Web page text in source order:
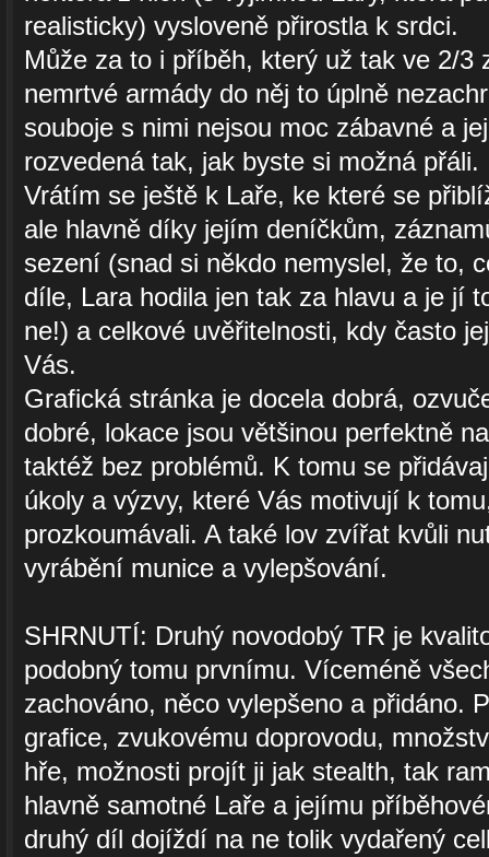
realisticky) vysloveně přirostla k srdci.
Může za to i příběh, který už tak ve 2/3
nemrtvé armády do něj to úplně
souboje s nimi nejsou moc zábavné a
rozvedená tak, jak byste si možná přáli.
Vrátím se ještě k Laře, ke které se
ale hlavně díky jejím deníčkům,
sezení (snad si někdo nemyslel, že to,
díle, Lara hodila jen tak za hlavu a je jí
ne!) a celkové uvěřitelnosti, kdy často
Vás.
Grafická stránka je docela dobrá,
dobré, lokace jsou většinou perfektně
taktéž bez problémů. K tomu se
úkoly a výzvy, které Vás motivují k
prozkoumávali. A také lov zvířat kvůli
vyrábění munice a vylepšování.
SHRNUTÍ: Druhý novodobý TR je
podobný tomu prvnímu. Víceméně
zachováno, něco vylepšeno a přidáno.
grafice, zvukovému doprovodu,
hře, možnosti projít ji jak stealth, tak
hlavně samotné Laře a jejímu
druhý díl dojíždí na ne tolik vydařený